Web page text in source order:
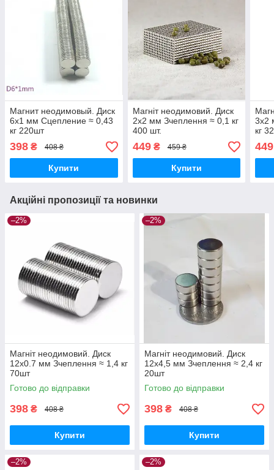
Магнит неодимовый. Диск
6x1 мм Сцепление ≈ 0,43
кг 220шт
398 ₴ 408 ₴
Купити
Магніт неодимовий. Диск
2х2 мм Зчеплення ≈ 0,1 кг
400 шт.
449₴ 459 ₴
Купити
3x2
кг
449
Акційні пропозиції та новинки
–2%
Магніт неодимовий. Диск
12x0.7 мм Зчеплення ≈ 1,4 кг
70шт
Готово до відправки
398 ₴ 408 ₴
Купити
–2%
Магніт неодимовий. Диск
12x4,5 мм Зчеплення ≈ 2,4 кг
20шт
Готово до відправки
398 ₴ 408 ₴
Купити
–2% –2%